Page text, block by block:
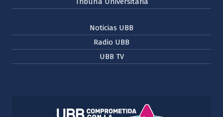
Noticias UBB
Radio UBB
UBB TV